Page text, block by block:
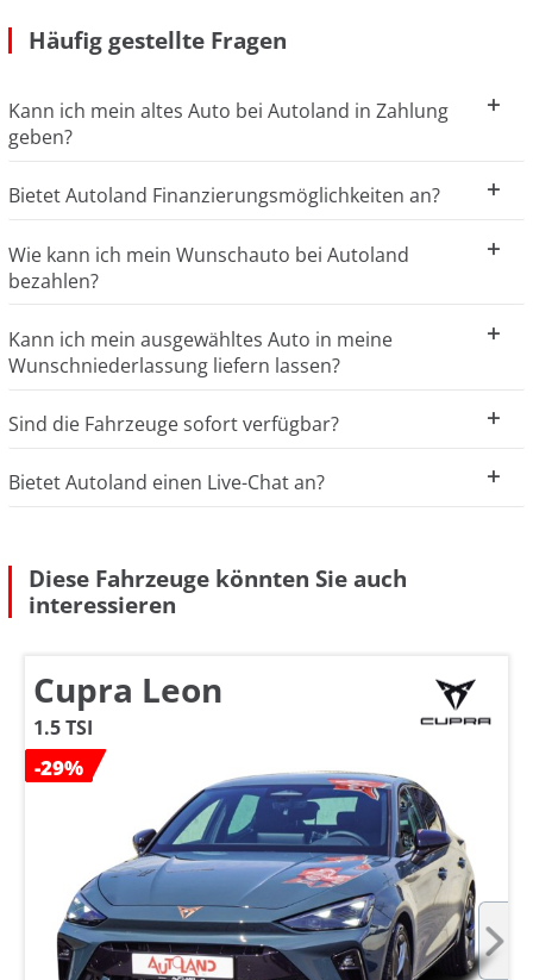
Häufig gestellte Fragen
Kann ich mein altes Auto bei Autoland in Zahlung
geben?
Bietet Autoland Finanzierungsmöglichkeiten an?
Wie kann ich mein Wunschauto bei Autoland
bezahlen?
Kann ich mein ausgewähltes Auto in meine
Wunschniederlassung liefern lassen?
Sind die Fahrzeuge sofort verfügbar?
Bietet Autoland einen Live-Chat an?
Diese Fahrzeuge könnten Sie auch
interessieren
Cupra Leon
1.5 TSI
-29%